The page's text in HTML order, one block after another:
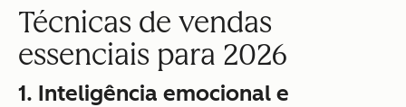
Técnicas de vendas
essenciais para 2026
1. Inteligência emocional e